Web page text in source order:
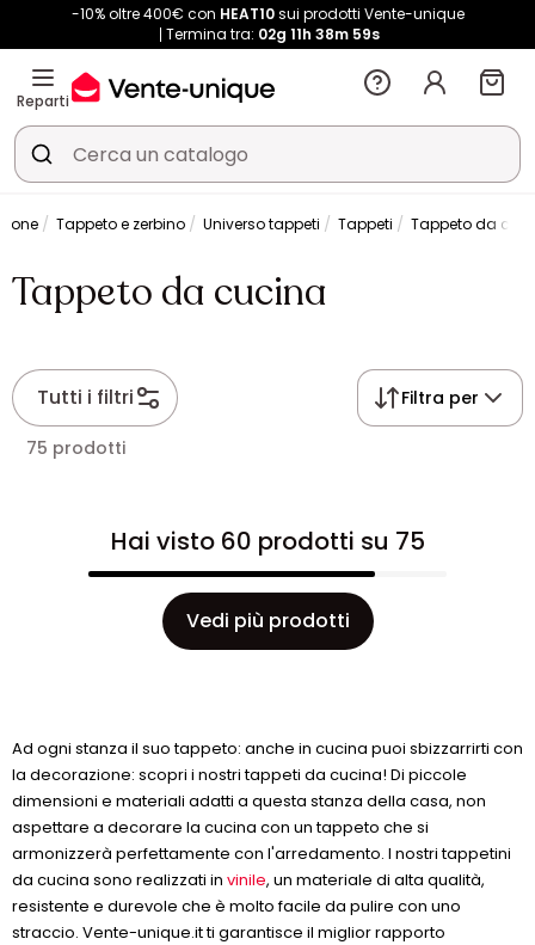
-10% oltre 400€ con HEAT10sui prodotti Vente-unique
Termina tra: 02g 11h 38m 59s
Reparti
Tappeto e zerbino Universo tappeti Tappeti Tappeto da
Tappeto da cucina
Tutti i filtri Filtra per
75 prodotti
Hai visto 60 prodotti su 75
Vedi più prodotti
Ad ogni stanza il suo tappeto: anche in cucina puoi sbizzarrirti con
la decorazione: scopri i nostri tappeti da cucina! Di piccole
dimensioni e materiali adatti a questa stanza della casa, non
aspettare a decorare la cucina con un tappeto che si
armonizzerà perfettamente con l'arredamento. I nostri tappetini
da cucina sono realizzati in vinile, un materiale di alta qualità,
resistente e durevole che è molto facile da pulire con uno
straccio. Vente-unique.it ti garantisce il miglior rapporto